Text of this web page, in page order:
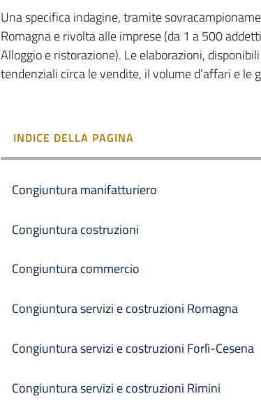
Una specifica indagine, tramite
Romagna e rivolta alle imprese (da 1 a 500
Alloggio e ristorazione). Le elaborazioni,
tendenziali circa le vendite, il volume d’affari e le
INDICE DELLA PAGINA
Congiuntura manifatturiero
Congiuntura costruzioni
Congiuntura commercio
Congiuntura servizi e costruzioni Romagna
Congiuntura servizi e costruzioni Forlì-Cesena
Congiuntura servizi e costruzioni Rimini